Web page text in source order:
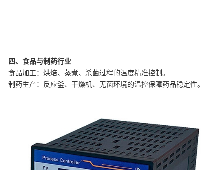
四、食品与制药行业
‌食品加工‌：烘焙、蒸煮、杀菌过程的温度精准控制。
‌制药生产‌：反应釜、干燥机、无菌环境的温控保障药品稳定性。